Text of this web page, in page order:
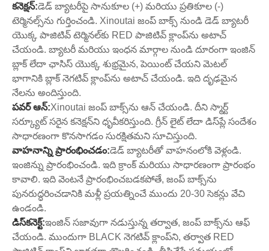
కనెక్షన్:డెడ్ బ్యాటరీపై సానుకూల (+) మరియు ప్రతికూల (-)
టెర్మినల్స్‌ను గుర్తించండి. Xinoutai జంప్ బాక్స్ నుండి డెడ్ బ్యాటరీ
యొక్క పాజిటివ్ టెర్మినల్‌కు RED పాజిటివ్ క్లాంప్‌ను అటాచ్
చేయండి. బ్యాటరీ మరియు ఇంధన మార్గాల నుండి దూరంగా ఇంజిన్
బ్లాక్ లేదా ఛాసిస్ యొక్క శుభ్రమైన, పెయింట్ చేయని మెటల్
భాగానికి బ్లాక్ నెగటివ్ క్లాంప్‌ను అటాచ్ చేయండి. ఇది దృఢమైన
నేలను అందిస్తుంది.
పవర్ ఆన్:Xinoutai జంప్ బాక్స్‌ను ఆన్ చేయండి. దీని స్మార్ట్
సర్క్యూట్ సరైన కనెక్షన్‌ని ధృవీకరిస్తుంది. గ్రీన్ లైట్ లేదా డిస్‌ప్లే సందేశం
సాధారణంగా కొనసాగడం సురక్షితమని సూచిస్తుంది.
వాహనాన్ని ప్రారంభించడం:డెడ్ బ్యాటరీతో వాహనంలోకి వెళ్లండి.
ఇంజిన్ను ప్రారంభించండి. ఇది క్రాంక్ మరియు సాధారణంగా ప్రారంభం
కావాలి. ఇది వెంటనే ప్రారంభించబడకపోతే, జంప్ బాక్స్‌ను
పునరుద్ధరించడానికి మళ్లీ ప్రయత్నించే ముందు 20-30 సెకన్లు వేచి
ఉండండి.
డిస్‌కనెక్ట్:ఇంజిన్ సజావుగా నడుస్తున్న తర్వాత, జంప్ బాక్స్‌ను ఆఫ్
చేయండి. ముందుగా BLACK నెగటివ్ క్లాంప్‌ని, తర్వాత RED